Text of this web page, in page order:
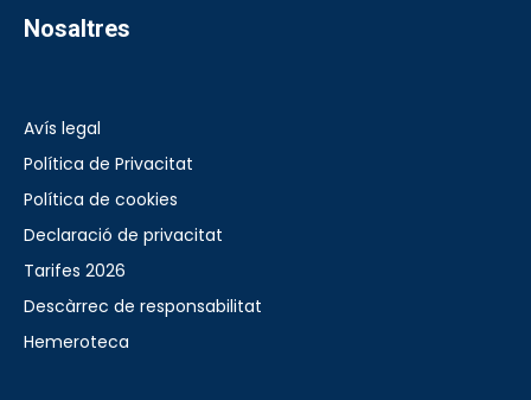
Nosaltres
Avís legal
Política de Privacitat
Política de cookies
Declaració de privacitat
Tarifes 2026
Descàrrec de responsabilitat
Hemeroteca